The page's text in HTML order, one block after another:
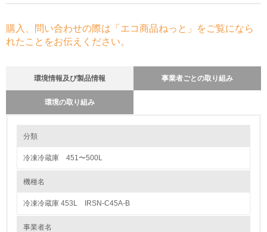
購入、問い合わせの際は「エコ商品ねっと」をご覧になら
れたことをお伝えください。
環境情報及び製品情報 事業者ごとの取り組み
環境の取り組み
1.環境取り組み体制
分類
冷凍冷蔵庫 451〜500L
機種名
冷凍冷蔵庫 453L IRSN-C45A-B
事業者名